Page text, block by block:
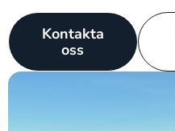
Kontakta
oss